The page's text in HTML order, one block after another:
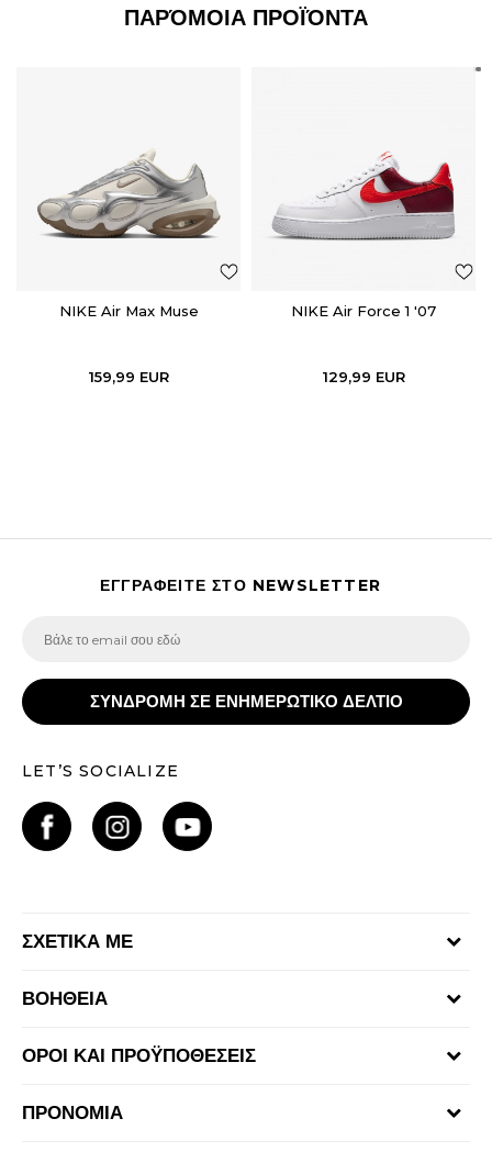
ΠΑΡΌΜΟΙΑ ΠΡΟΪΌΝΤΑ
NIKE Air Max Muse
159,99 EUR
NIKE Air Force 1 '07
129,99 EUR
ΕΓΓΡΑΦΕΙΤΕ ΣΤΟ NEWSLETTER
ΣΥΝΔΡΟΜΗ ΣΕ ΕΝΗΜΕΡΩΤΙΚΟ ΔΕΛΤΙΟ
LET’S SOCIALIZE
ΣΧΕΤΙΚΑ ΜΕ
Καταστήματα
ΒΟΗΘΕΙΑ
Αποστολή & Παράδοση
ΟΡΟΙ ΚΑΙ ΠΡΟΫΠΟΘΕΣΕΙΣ
ΠΡΟΝΟΜΙΑ